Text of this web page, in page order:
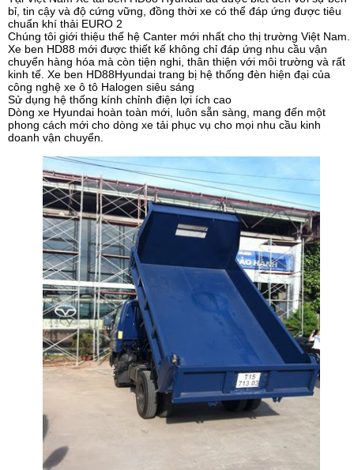
bỉ, tin cậy và độ cứng vững, đồng thời xe có thể đáp ứng được tiêu
chuẩn khí thải EURO 2
Chúng tôi giới thiệu thế hệ Canter mới nhất cho thị trường Việt Nam.
Xe ben HD88 mới được thiết kế không chỉ đáp ứng nhu cầu vận
chuyển hàng hóa mà còn tiện nghi, thân thiện với môi trường và rất
kinh tế. Xe ben HD88Hyundai trang bị hệ thống đèn hiện đại của
công nghệ xe ô tô Halogen siêu sáng
Sử dụng hệ thống kính chỉnh điện lợi ích cao
Dòng xe Hyundai hoàn toàn mới, luôn sẵn sàng, mang đến một
phong cách mới cho dòng xe tải phục vụ cho mọi nhu cầu kinh
doanh vận chuyển.